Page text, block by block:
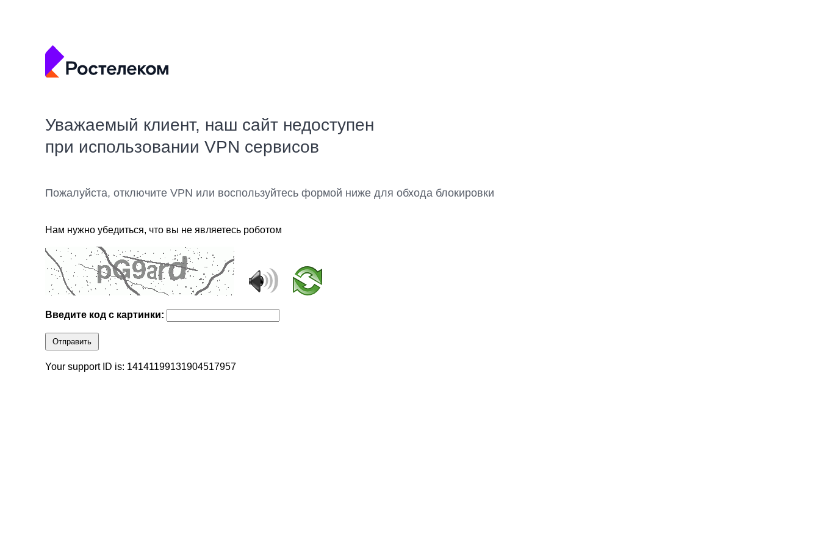
Уважаемый клиент, наш сайт недоступен
при использовании VPN сервисов
Пожалуйста, отключите VPN или воспользуйтесь формой ниже для обхода блокировки
Нам нужно убедиться, что вы не являетесь роботом
Введите код с картинки:
Отправить
Your support ID is: 14141199131904517957